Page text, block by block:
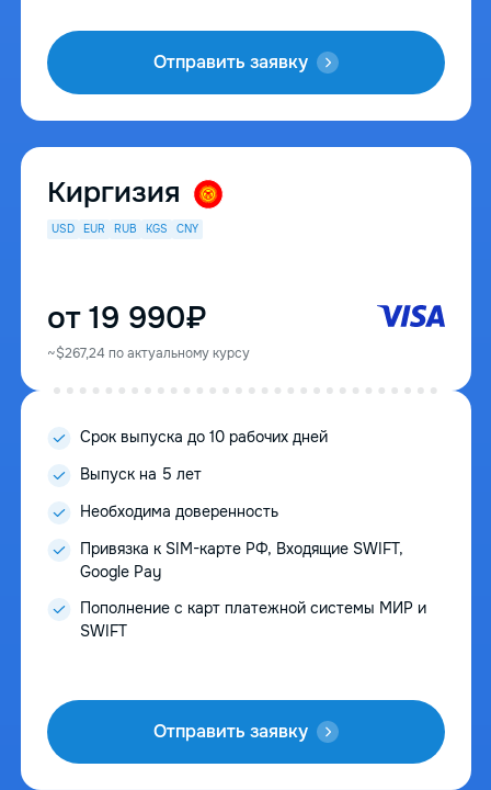
Отправить заявку
Киргизия
USD EUR RUB KGS CNY
от 19 990₽
~$267,24 по актуальному курсу
Срок выпуска до 10 рабочих дней
Выпуск на 5 лет
Необходима доверенность
Привязка к SIM-карте РФ, Входящие SWIFT,
Google Pay
Пополнение с карт платежной системы МИР и
SWIFT
Отправить заявку